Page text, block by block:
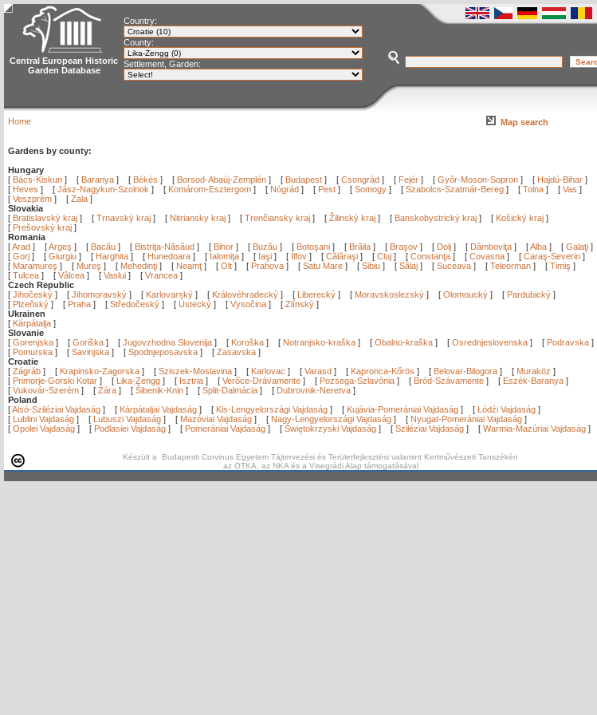
Central European Historic
Garden Database
Country:
County:
Settlement, Garden:
Home Map search
Gardens by county:
Hungary
[ Bács-Kiskun ] [ Baranya ] [ Békés ] [ Borsod-Abaúj-Zemplén ] [ Budapest ] [ Csongrád ] [ Fejér ] [ Győr-Moson-Sopron ] [ Hajdú-Bihar ]
[ Heves ] [ Jász-Nagykun-Szolnok ] [ Komárom-Esztergom ] [ Nógrád ] [ Pest ] [ Somogy ] [ Szabolcs-Szatmár-Bereg ] [ Tolna ] [ Vas ]
[ Veszprém ] [ Zala ]
Slovakia
[ Bratislavský kraj ] [ Trnavský kraj ] [ Nitriansky kraj ] [ Trenčiansky kraj ] [ Žilinský kraj ] [ Banskobystrický kraj ] [ Košický kraj ]
[ Prešovský kraj ]
Romania
[Arad ] [Argeş ] [ Bacău ] [ Bistriţa-Năsăud ] [ Bihor ] [ Buzău ] [ Botoşani ] [ Brăila ] [ Braşov ] [ Dolj ] [ Dâmboviţa ] [Alba ] [ Galaţi ]
[ Gorj ] [ Giurgiu ] [ Harghita ] [ Hunedoara ] [ Ialomiţa ] [ Iaşi ] [ Ilfov ] [ Călăraşi ] [ Cluj ] [ Constanţa ] [ Covasna ] [ Caraş-Severin ]
[ Maramureş ] [ Mureş ] [ Mehedinţi ] [ Neamţ ] [ Olt ] [ Prahova ] [ Satu Mare ] [ Sibiu ] [ Sălaj ] [ Suceava ] [ Teleorman ] [ Timiş ]
[ Tulcea ] [ Vâlcea ] [ Vaslui ] [ Vrancea ]
Czech Republic
[ Jihočeský ] [ Jihomoravský ] [ Karlovarský ] [ Královéhradecký ] [ Liberecký ] [ Moravskoslezský ] [ Olomoucký ] [ Pardubický ]
[ Plzeňský ] [ Praha ] [ Středočeský ] [ Ústecký ] [ Vysočina ] [ Zlínský ]
Ukrainen
[ Kárpátalja ]
Slovanie
[ Gorenjska ] [ Goriška ] [ Jugovzhodna Slovenija ] [ Koroška ] [ Notranjsko-kraška ] [ Obalno-kraška ] [ Osrednjeslovenska ] [ Podravska ]
[ Pomurska ] [ Savinjska ] [ Spodnjeposavska ] [ Zasavska ]
Croatie
[ Zágráb ] [ Krapinsko-Zagorska ] [ Sziszek-Moslavina ] [ Karlovac ] [ Varasd ] [ Kapronca-Kőrös ] [ Belovar-Bilogora ] [ Muraköz ]
[ Primorje-Gorski Kotar ] [ Lika-Zengg ] [ Isztria ] [ Verőce-Drávamente ] [ Pozsega-Szlavónia ] [ Bród-Szávamente ] [ Eszék-Baranya ]
[ Vukovár-Szerém ] [ Zára ] [ Šibenik-Knin ] [ Split-Dalmácia ] [ Dubrovnik-Neretva ]
Poland
[Alsó-Sziléziai Vajdaság ] [ Kárpátaljai Vajdaság ] [ Kis-Lengyelországi Vajdaság ] [ Kujávia-Pomerániai Vajdaság ] [ Łódźi Vajdaság ]
[ Lublini Vajdaság ] [ Lubuszi Vajdaság ] [ Mazóviai Vajdaság ] [ Nagy-Lengyelországi Vajdaság ] [ Nyugat-Pomerániai Vajdaság ]
[ Opolei Vajdaság ] [ Podlasiei Vajdaság ] [ Pomerániai Vajdaság ] [ Świętokrzyski Vajdaság ] [ Sziléziai Vajdaság ] [ Warmia-Mazúriai Vajdaság ]
Készült a Budapesti Corvinus Egyetem Tájtervezési és Területfejlesztési valamint Kertművészeti Tanszékén
az OTKA, az NKA és a Visegrádi Alap támogatásával